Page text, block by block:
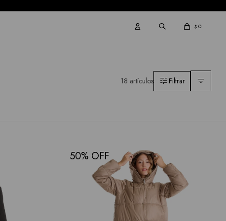
$ 0
18 artículos
50